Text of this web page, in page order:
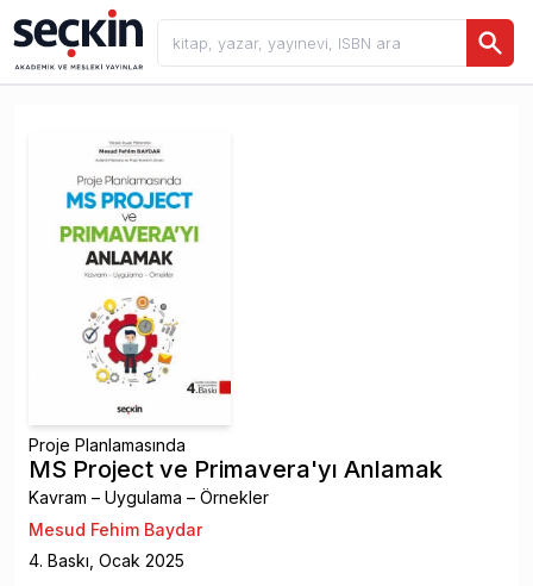
Proje Planlamasında
MS Project ve Primavera'yı Anlamak
Kavram – Uygulama – Örnekler
Mesud Fehim Baydar
4. Baskı, Ocak 2025